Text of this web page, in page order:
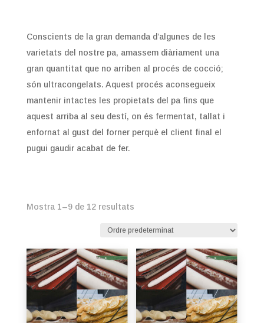
Conscients de la gran demanda d’algunes de les
varietats del nostre pa, amassem diàriament una
gran quantitat que no arriben al procés de cocció;
són ultracongelats. Aquest procés aconsegueix
mantenir intactes les propietats del pa fins que
aquest arriba al seu destí, on és fermentat, tallat i
enfornat al gust del forner perquè el client final el
pugui gaudir acabat de fer.
Mostra 1–9 de 12 resultats